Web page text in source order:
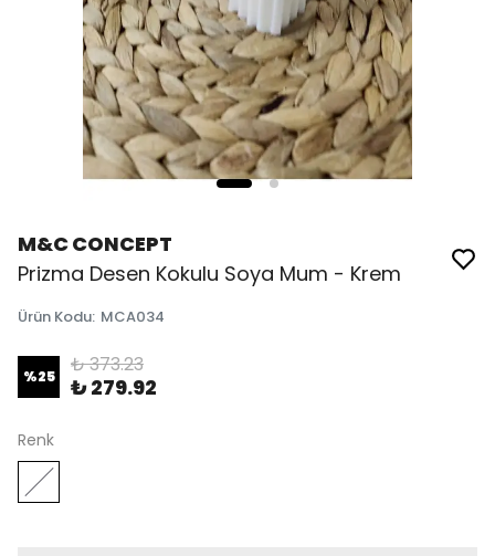
M&C CONCEPT
Prizma Desen Kokulu Soya Mum - Krem
Ürün Kodu: MCA034
%25 ₺ 373.23
₺ 279.92
Renk